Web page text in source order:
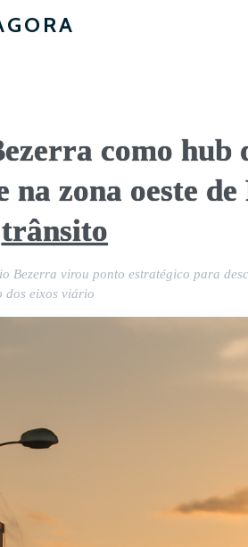
como hub
na zona oeste
trânsito
Bezerra virou ponto estratégico para
dos eixos viário